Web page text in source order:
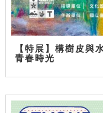
【特展】構樹皮與
青春時光